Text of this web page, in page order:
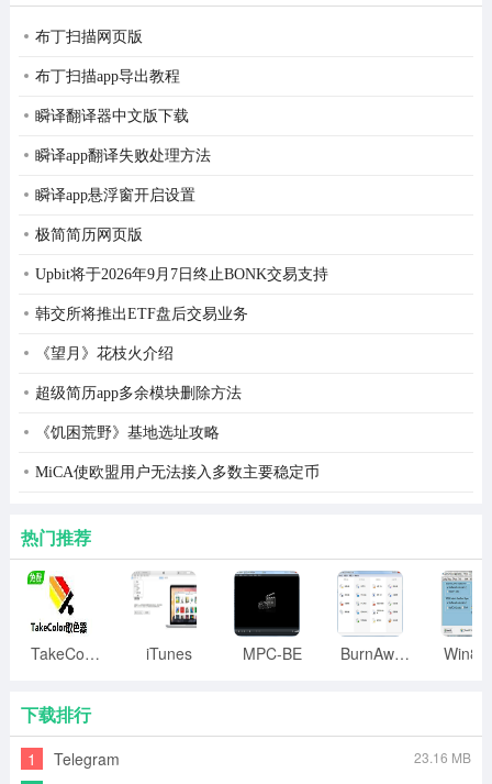
阿里旺旺2008电脑版亮点优势
1、可添加阿里巴巴会员为好友,交流随心随意.
2、截图帖图功能,宝贝图片想发就发.
3、清新精致的界面风格,给您全新视觉感受.
4、好友验证功能,避免垃圾广告给您的骚扰.
5、打造个人“旺旺群”,和同城、志同道合的朋友群聊.
6、用关键字搜索添加好友,结交兴趣相投的朋友.
7、动态表情又多了,你我传情达意,美滋滋.
阿里巴巴开始整合“贸易通”和“淘宝旺旺”之后推出的统一品
牌：“阿里旺旺”。整合完成后，旺旺用户将和贸易通用户对
接，而“贸易通”和“淘宝旺旺”的品牌也将消失，合并成统一
品牌“阿里旺旺”。
布丁扫描网页版
布丁扫描app导出教程
瞬译翻译器中文版下载
瞬译app翻译失败处理方法
瞬译app悬浮窗开启设置
极简简历网页版
Upbit将于2026年9月7日终止BONK交易支持
韩交所将推出ETF盘后交易业务
《望月》花枝火介绍
超级简历app多余模块删除方法
《饥困荒野》基地选址攻略
MiCA使欧盟用户无法接入多数主要稳定币
热门推荐
TakeColor取色器 iTunes MPC-BE BurnAware
下载排行
1 Telegram 23.16 MB